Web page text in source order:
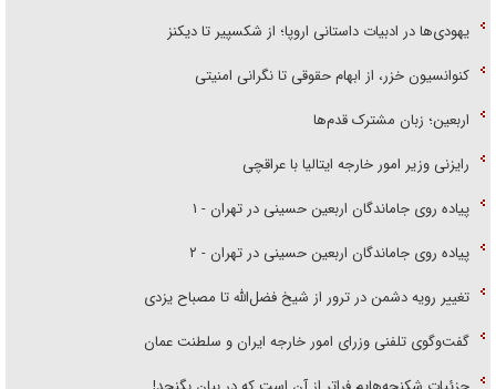
یهودی‌ها در ادبیات داستانی اروپا؛ از شکسپیر تا دیکنز
کنوانسیون خزر، از ابهام حقوقی تا نگرانی امنیتی
اربعین؛ زبان مشترک قدم‌ها
رایزنی وزیر امور خارجه ایتالیا با عراقچی
پیاده روی جاماندگان اربعین حسینی در تهران - ۱
پیاده روی جاماندگان اربعین حسینی در تهران - ۲
تغییر رویه دشمن در ترور از شیخ فضل‌الله تا مصباح یزدی
گفت‌وگوی تلفنی وزرای امور خارجه ایران و سلطنت عمان